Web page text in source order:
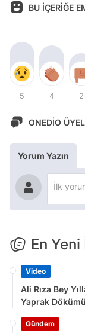
BU İÇERİĞE
5 4 2
ONEDİO
Yorum Yazın
En
Video
Ali Rıza Bey
Yaprak
Gündem